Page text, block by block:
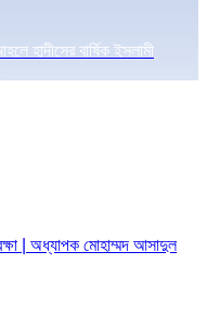
হাদীসের বার্ষিক ইসলামী
| অধ্যাপক মোহাম্মদ আসাদুল